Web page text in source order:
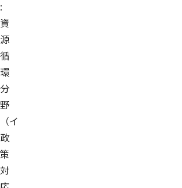
:
資
源
循
環
分
野
（イ
政
策
対